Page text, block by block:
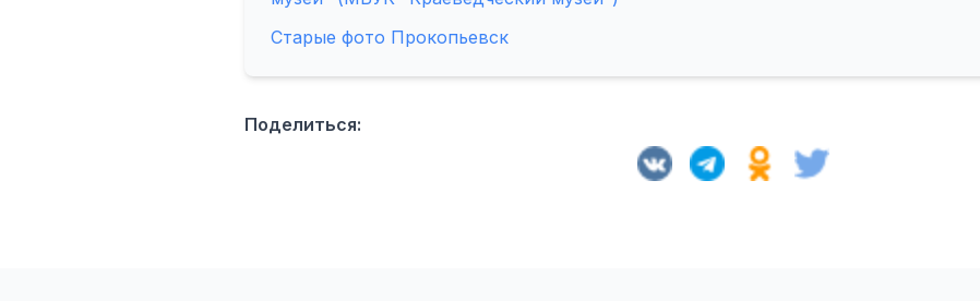
Старые фото Прокопьевск
Поделиться: